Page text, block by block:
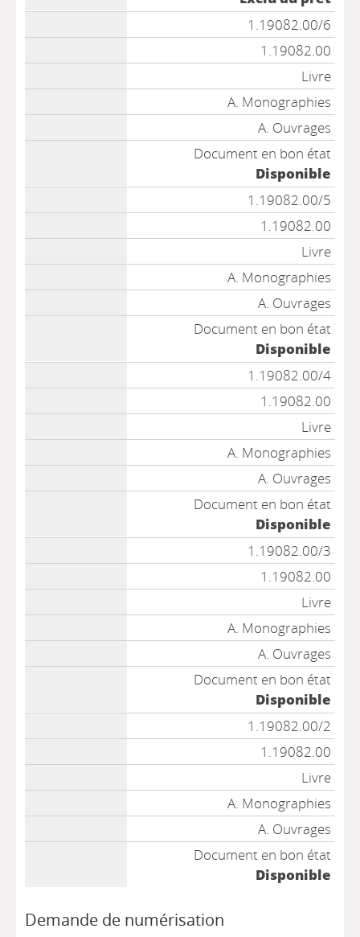
1.19082.00/6
1.19082.00
Livre
A. Monographies
A. Ouvrages
Document en bon état
Disponible
1.19082.00/5
1.19082.00
Livre
A. Monographies
A. Ouvrages
Document en bon état
Disponible
1.19082.00/4
1.19082.00
Livre
A. Monographies
A. Ouvrages
Document en bon état
Disponible
1.19082.00/3
1.19082.00
Livre
A. Monographies
A. Ouvrages
Document en bon état
Disponible
1.19082.00/2
1.19082.00
Livre
A. Monographies
A. Ouvrages
Document en bon état
Disponible
Demande de numérisation